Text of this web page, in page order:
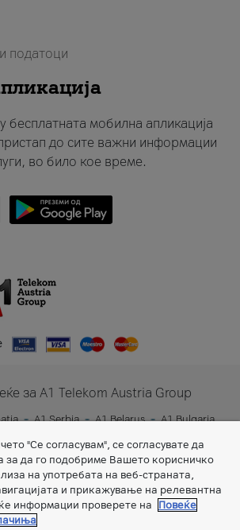
податоци
бесплатната мобилна апликација
до сите важни информации
во било кое време.
за A1 Telekom Austria Group
A1 Serbia A1 Belarus
A1 Bulgaria
A1 Slovenia
A1 Digital
"Се согласувам", се согласувате да
за да го подобриме Вашето корисничко
на употребата на веб-страната,
и прикажување на релевантна
информации проверете на
Повеќе